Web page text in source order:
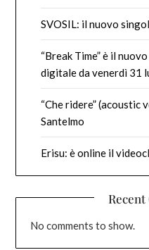
SVOSIL: il nuovo
“Break Time” è il
digitale da venerdì 31
“Che ridere” (acoustic
Santelmo
Erisu: è online il
No comments to show.